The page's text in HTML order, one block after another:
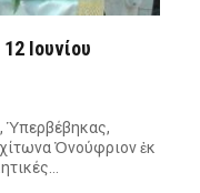
Ιουνίου
Ὑπερβέβηκας,
Ὀνούφριον ἐκ